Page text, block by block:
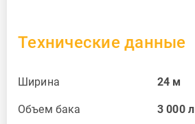
Технические данные
Ширина 24 м
Объем бака 3 000 л